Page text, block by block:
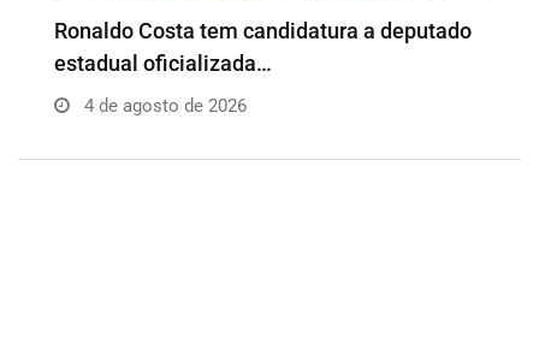
Além da Influência reúne empresários e
profissionais para…
4 de agosto de 2026